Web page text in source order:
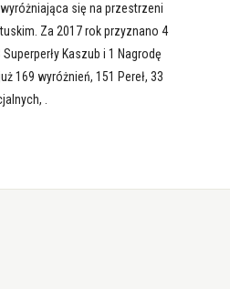
się na przestrzeni
Za 2017 rok przyznano 4
Kaszub i 1 Nagrodę
169 wyróżnień, 151 Pereł, 33
.